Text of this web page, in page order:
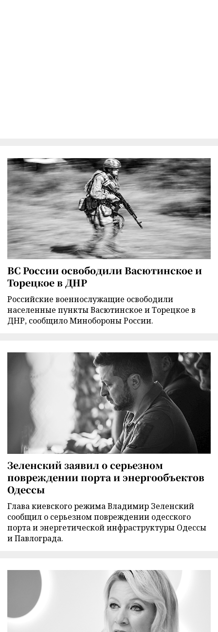
ВС России освободили Васютинское и
Торецкое в ДНР
Российские военнослужащие освободили
населенные пункты Васютинское и Торецкое в
ДНР, сообщило Минобороны России.
Зеленский заявил о серьезном
повреждении порта и энергообъектов
Одессы
Глава киевского режима Владимир Зеленский
сообщил о серьезном повреждении одесского
порта и энергетической инфраструктуры Одессы
и Павлограда.